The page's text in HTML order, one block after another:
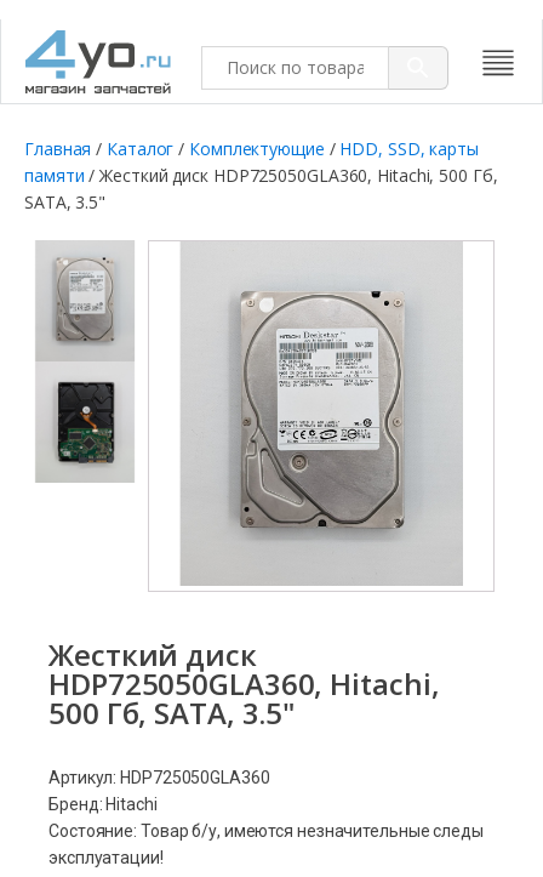
Главная / Каталог / Комплектующие / HDD, SSD, карты
памяти / Жесткий диск HDP725050GLA360, Hitachi, 500 Гб,
SATA, 3.5"
Жесткий диск
HDP725050GLA360, Hitachi,
500 Гб, SATA, 3.5"
Артикул: HDP725050GLA360
Бренд: Hitachi
Состояние: Товар б/у, имеются незначительные следы
эксплуатации!